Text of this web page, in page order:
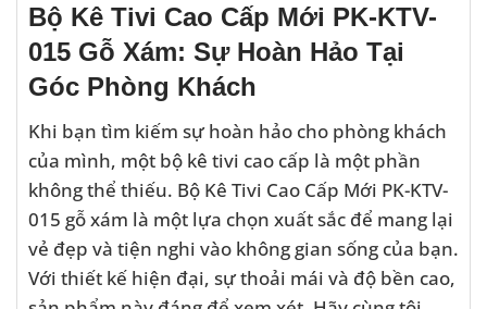
Bộ Kê Tivi Cao Cấp Mới PK-KTV-
015 Gỗ Xám: Sự Hoàn Hảo Tại
Góc Phòng Khách
Khi bạn tìm kiếm sự hoàn hảo cho phòng khách
của mình, một bộ kê tivi cao cấp là một phần
không thể thiếu. Bộ Kê Tivi Cao Cấp Mới PK-KTV-
015 gỗ xám là một lựa chọn xuất sắc để mang lại
vẻ đẹp và tiện nghi vào không gian sống của bạn.
Với thiết kế hiện đại, sự thoải mái và độ bền cao,